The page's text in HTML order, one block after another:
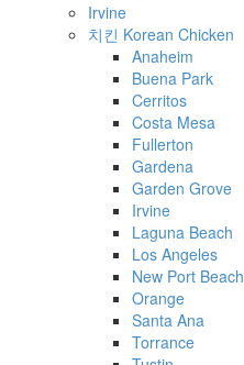
Irvine
치킨 Korean Chicken
Anaheim
Buena Park
Cerritos
Costa Mesa
Fullerton
Gardena
Garden Grove
Irvine
Laguna Beach
Los Angeles
New Port Beach
Orange
Santa Ana
Torrance